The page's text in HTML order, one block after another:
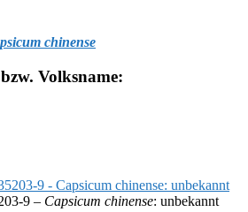
chinense
Volksname:
9 – Capsicum chinense: unbekannt